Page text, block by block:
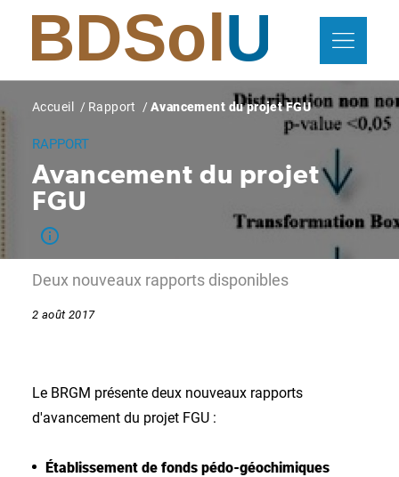
contenu
Fil
Accueil Rapport Avancement du projet FGU
RAPPORT
Avancement du projet
FGU
Deux nouveaux rapports disponibles
2 août 2017
Le BRGM présente deux nouveaux rapports
d'avancement du projet FGU :
Établissement de fonds pédo-géochimiques
Panneau de gestion des cookies